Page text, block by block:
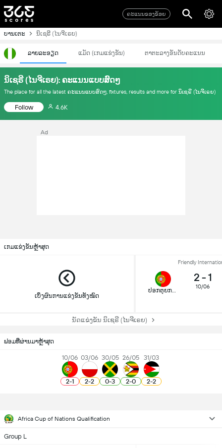
ຄະແນນຂອງຂ້ອຍ
ບານເຕະ ນິເຊຣີ (ໄນຈີເຣຍ)
ລາຍລະອຽດ ແມັດ (ເກມແຂ່ງຂັນ) ຕາຕະລາງອັນດັບຄະແນນ
ນິເຊຣີ (ໄນຈີເຣຍ): ຄະແນນແບບສົດໆ
The place for all the latest ຄະແນນແບບສົດໆ, fixtures, results and more for ນິເຊຣີ (ໄນຈີເຣຍ)
Follow 4.6K
Ad
ເກມແຂ່ງຂັນຫຼ້າສຸດ
ເບິ່ງຜົນການແຂ່ງຂັນທັງໝົດ
Friendly
ປອກຕຸຍການ(ປໍຕຸເກດ)
2 - 1
10/06
ນັດແຂ່ງຂັນ ນິເຊຣີ (ໄນຈີເຣຍ)
ຟອມທີ່ຜ່ານມາຫຼ້າສຸດ
10/06
2-1
03/06
2-2
30/05
0-3
26/05
2-0
31/03
2-2
Africa Cup of Nations Qualification
Group L